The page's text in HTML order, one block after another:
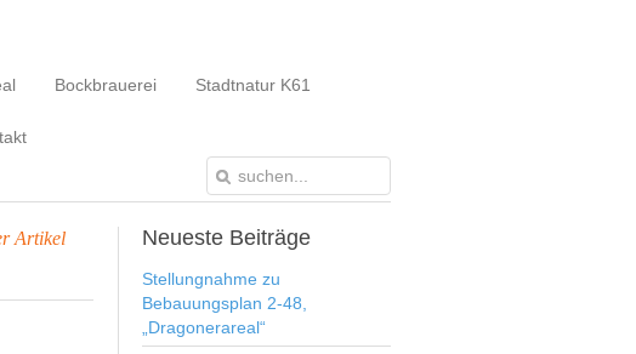
Bockbrauerei Stadtnatur K61
Artikel
Neueste Beiträge
Stellungnahme zu
Bebauungsplan 2-48,
„Dragonerareal“